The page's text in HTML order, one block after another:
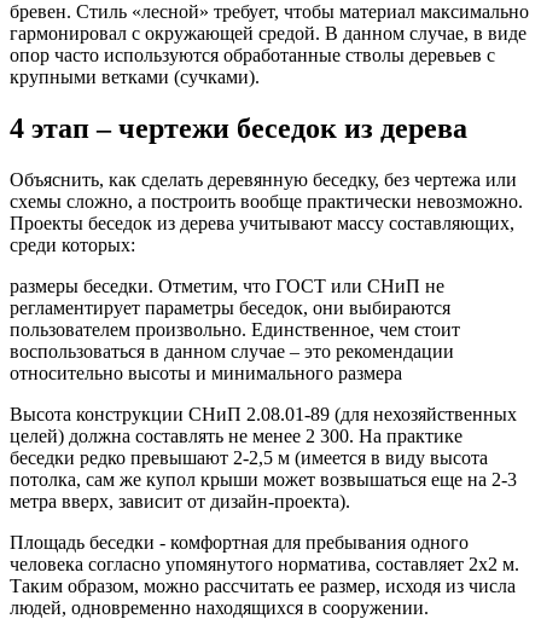
бревен. Стиль «лесной» требует, чтобы материал максимально
гармонировал с окружающей средой. В данном случае, в виде
опор часто используются обработанные стволы деревьев с
крупными ветками (сучками).
4 этап – чертежи беседок из дерева
Объяснить, как сделать деревянную беседку, без чертежа или
схемы сложно, а построить вообще практически невозможно.
Проекты беседок из дерева учитывают массу составляющих,
среди которых:
размеры беседки. Отметим, что ГОСТ или СНиП не
регламентирует параметры беседок, они выбираются
пользователем произвольно. Единственное, чем стоит
воспользоваться в данном случае – это рекомендации
относительно высоты и минимального размера
Высота конструкции СНиП 2.08.01-89 (для нехозяйственных
целей) должна составлять не менее 2 300. На практике
беседки редко превышают 2-2,5 м (имеется в виду высота
потолка, сам же купол крыши может возвышаться еще на 2-3
метра вверх, зависит от дизайн-проекта).
Площадь беседки - комфортная для пребывания одного
человека согласно упомянутого норматива, составляет 2х2 м.
Таким образом, можно рассчитать ее размер, исходя из числа
людей, одновременно находящихся в сооружении.